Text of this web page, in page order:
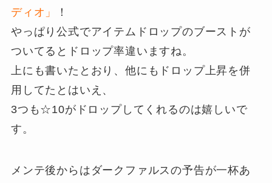
ディオ」
！
やっぱり公式でアイテムドロップのブーストが
ついてるとドロップ率違いますね。
上にも書いたとおり、他にもドロップ上昇を併
用してたとはいえ、
3つも☆10がドロップしてくれるのは嬉しいで
す。
メンテ後からはダークファルスの予告が一杯あ